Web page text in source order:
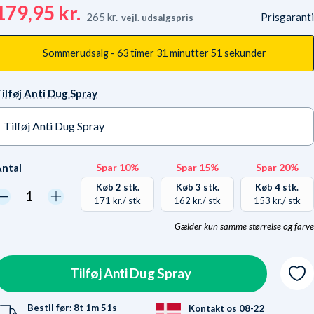
kr. 265 kr. vejl. udsalgspris Prisgaranti
Sommerudsalg - 63 timer 31 minutter49 sekunder
Anti Dug Spray
Tilføj Anti Dug Spray
På lager
Spar 10%
Køb 2 stk.
171 kr./ stk
Spar 15%
Køb 3 stk.
162 kr./ stk
Spar 20%
Køb 4 stk.
153 kr./ stk
kaos-inddelt. Samme
størrelser/farver ligger
ikke samme sted. Vi sparer
penge i vores håndtering,
Gælder kun samme størrelse og farve
Tilføj Anti Dug Spray
Bestil før: 8t 1m50s Kontakt os 08-22